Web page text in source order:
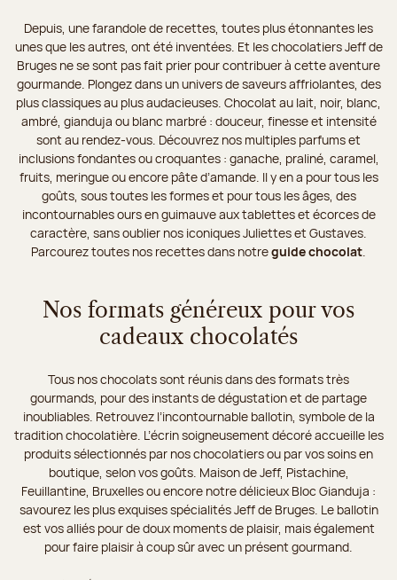
Depuis, une farandole de recettes, toutes plus étonnantes les
unes que les autres, ont été inventées. Et les chocolatiers Jeff de
Bruges ne se sont pas fait prier pour contribuer à cette aventure
gourmande. Plongez dans un univers de saveurs affriolantes, des
plus classiques au plus audacieuses. Chocolat au lait, noir, blanc,
ambré, gianduja ou blanc marbré : douceur, finesse et intensité
sont au rendez-vous. Découvrez nos multiples parfums et
inclusions fondantes ou croquantes : ganache, praliné, caramel,
fruits, meringue ou encore pâte d’amande. Il y en a pour tous les
goûts, sous toutes les formes et pour tous les âges, des
incontournables ours en guimauve aux tablettes et écorces de
caractère, sans oublier nos iconiques Juliettes et Gustaves.
Parcourez toutes nos recettes dans notreguide chocolat.
Nos formats généreux pour vos
cadeaux chocolatés
Tous nos chocolats sont réunis dans des formats très
gourmands, pour des instants de dégustation et de partage
inoubliables. Retrouvez l’incontournable ballotin, symbole de la
tradition chocolatière. L’écrin soigneusement décoré accueille les
produits sélectionnés par nos chocolatiers ou par vos soins en
boutique, selon vos goûts. Maison de Jeff, Pistachine,
Feuillantine, Bruxelles ou encore notre délicieux Bloc Gianduja :
savourez les plus exquises spécialités Jeff de Bruges. Le ballotin
est vos alliés pour de doux moments de plaisir, mais également
pour faire plaisir à coup sûr avec un présent gourmand.